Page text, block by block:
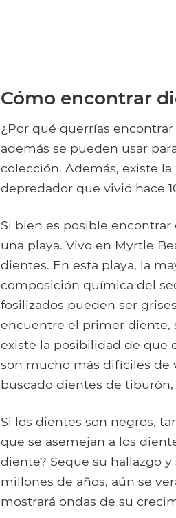
Cómo encontrar
¿Por qué querrías
además se pueden usar
colección. Además, existe
depredador que vivió hace
Si bien es posible
una playa. Vivo en Myrtle
dientes. En esta playa, la
composición química del
fosilizados pueden ser
encuentre el primer diente,
existe la posibilidad de que
son mucho más difíciles de
buscado dientes de
Si los dientes son negros,
que se asemejan a los
diente? Seque su hallazgo
millones de años, aún se
mostrará ondas de su